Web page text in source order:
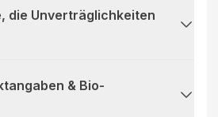
die Unverträglichkeiten
& Bio-